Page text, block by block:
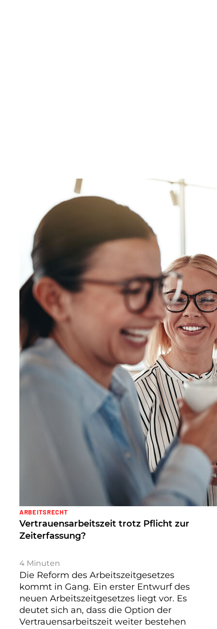
ARBEITSRECHT
Vertrauensarbeitszeit trotz Pflicht zur
Zeiterfassung?
4 Minuten
Die Reform des Arbeitszeitgesetzes
kommt in Gang. Ein erster Entwurf des
neuen Arbeitszeitgesetzes liegt vor. Es
deutet sich an, dass die Option der
Vertrauensarbeitszeit weiter bestehen